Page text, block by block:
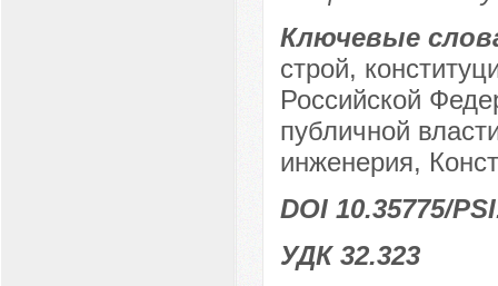
Ключевые
строй,
Российской
публичной
инженерия,
DOI 10.35775/
УДК 32.323